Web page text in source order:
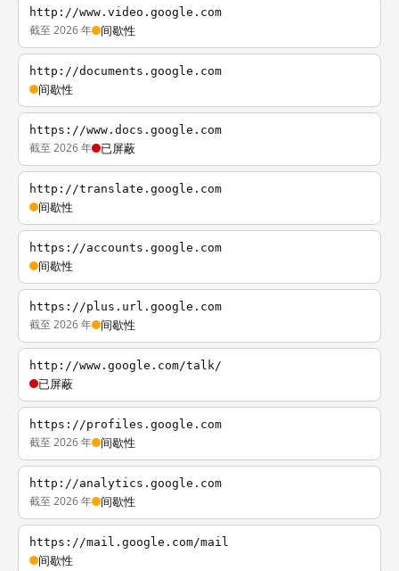
http://www.video.google.com
截至 2026 年 间歇性
http://documents.google.com
间歇性
https://www.docs.google.com
截至 2026 年 已屏蔽
http://translate.google.com
间歇性
https://accounts.google.com
间歇性
https://plus.url.google.com
截至 2026 年 间歇性
http://www.google.com/talk/
已屏蔽
https://profiles.google.com
截至 2026 年 间歇性
http://analytics.google.com
截至 2026 年 间歇性
https://mail.google.com/mail
间歇性